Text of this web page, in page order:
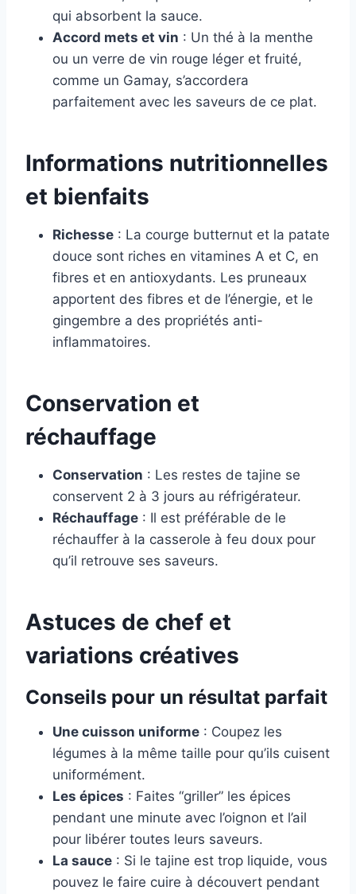
qui absorbent la sauce.
Accord mets et vin : Un thé à la menthe
ou un verre de vin rouge léger et fruité,
comme un Gamay, s’accordera
parfaitement avec les saveurs de ce plat.
Informations nutritionnelles
et bienfaits
Richesse : La courge butternut et la patate
douce sont riches en vitamines A et C, en
fibres et en antioxydants. Les pruneaux
apportent des fibres et de l’énergie, et le
gingembre a des propriétés anti-
inflammatoires.
Conservation et
réchauffage
Conservation : Les restes de tajine se
conservent 2 à 3 jours au réfrigérateur.
Réchauffage : Il est préférable de le
réchauffer à la casserole à feu doux pour
qu’il retrouve ses saveurs.
Astuces de chef et
variations créatives
Conseils pour un résultat parfait
Une cuisson uniforme : Coupez les
légumes à la même taille pour qu’ils cuisent
uniformément.
Les épices : Faites “griller” les épices
pendant une minute avec l’oignon et l’ail
pour libérer toutes leurs saveurs.
La sauce : Si le tajine est trop liquide, vous
pouvez le faire cuire à découvert pendant